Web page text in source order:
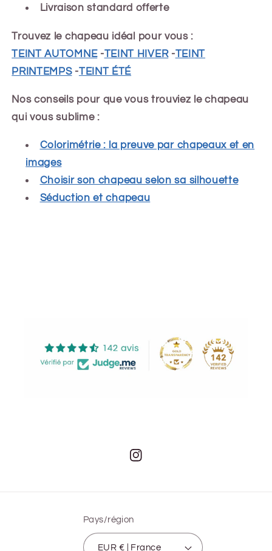
Livraison standard offerte
Trouvez le chapeau idéal pour vous :
TEINT AUTOMNE-TEINT HIVER-TEINT
PRINTEMPS-TEINT ÉTÉ
Nos conseils pour que vous trouviez le chapeau
qui vous sublime :
Colorimétrie : la preuve par chapeaux et en
images
Choisir son chapeau selon sa silhouette
Séduction et chapeau
Instagram
Pays/région
EUR € | France